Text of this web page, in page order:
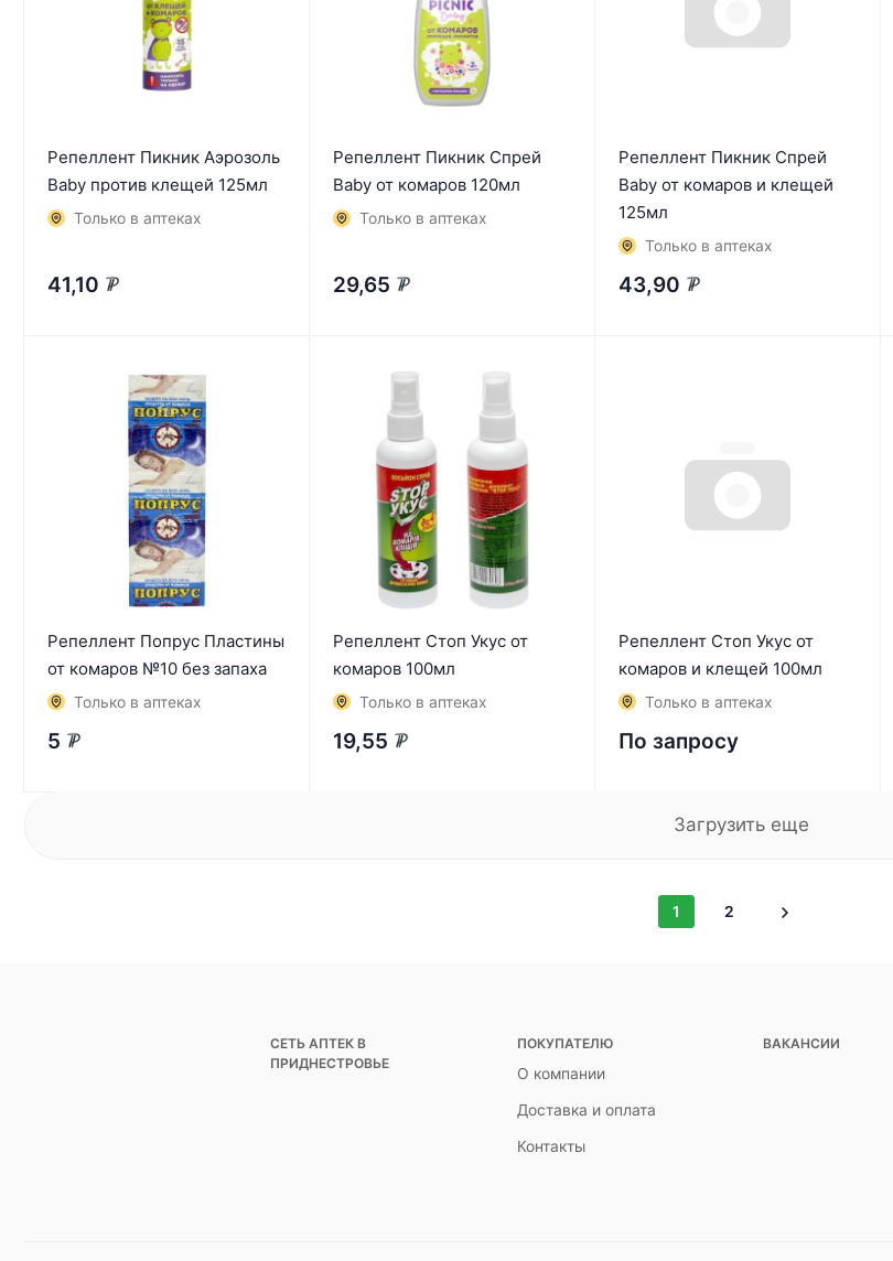
Репеллент Пикник Аэрозоль
Baby против клещей 125мл
Только в аптеках
41,10 ₽
Репеллент Пикник Спрей
Baby от комаров 120мл
Только в аптеках
29,65 ₽
Репеллент Пикник Спрей
Baby от комаров и клещей
125мл
Только в аптеках
43,90 ₽
Репеллент Попрус Пластины
от комаров №10 без запаха
Только в аптеках
5 ₽
Репеллент Стоп Укус от
комаров 100мл
Только в аптеках
19,55 ₽
Репеллент Стоп Укус от
комаров и клещей 100мл
Только в аптеках
По запросу
Загрузить еще
1 2
СЕТЬ АПТЕК В
ПРИДНЕСТРОВЬЕ
ПОКУПАТЕЛЮ
О компании
Доставка и оплата
Контакты
ВАКАНСИИ